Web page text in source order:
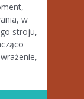
w
stroju,